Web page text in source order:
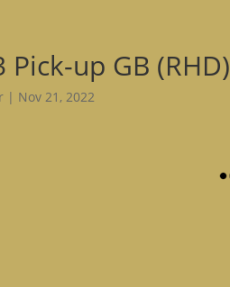
Pick-up GB (RHD)
| Nov 21, 2022